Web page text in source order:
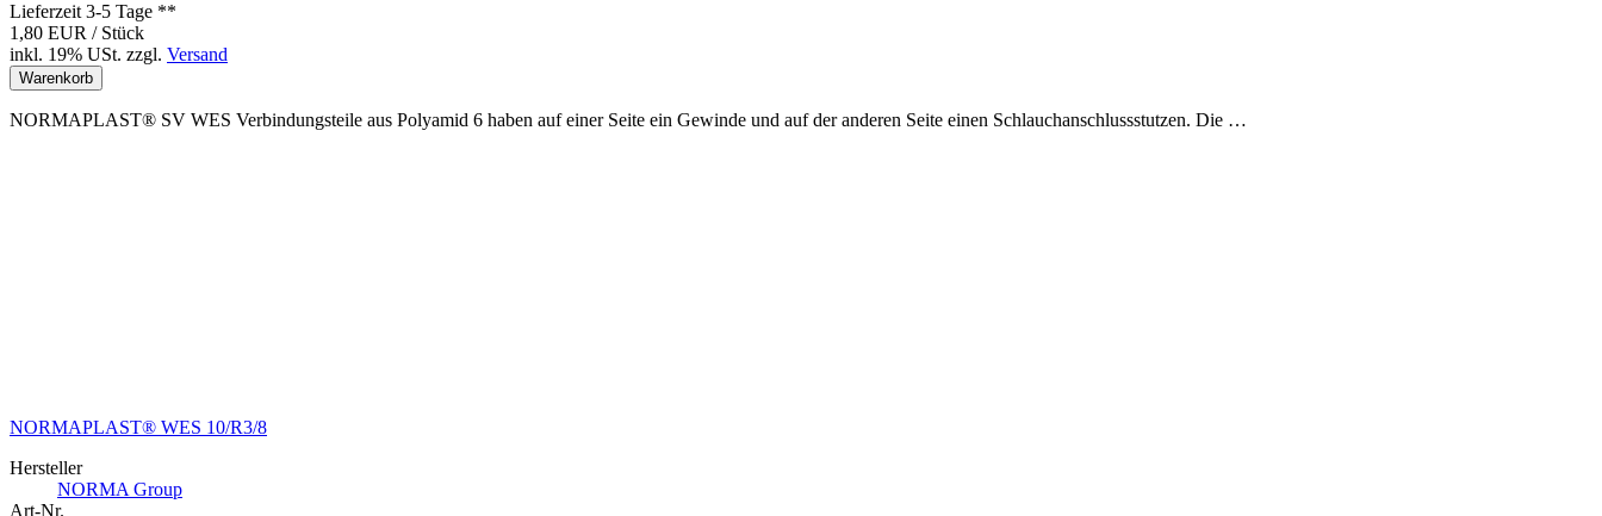
Lieferzeit 3-5 Tage **
1,80 EUR / Stück
inkl. 19% USt. zzgl. Versand
Warenkorb
NORMAPLAST® SV WES Verbindungsteile aus Polyamid 6 haben auf einer Seite ein Gewinde und auf der anderen Seite einen Schlauchanschlussstutzen. Die …
NORMAPLAST® WES 10/R3/8
Hersteller
NORMA Group
Art-Nr.